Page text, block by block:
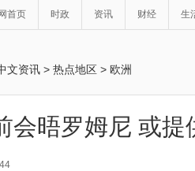
首页 时政 资讯 财经 生
文资讯 > 热点地区 > 欧洲
会晤罗姆尼 或提